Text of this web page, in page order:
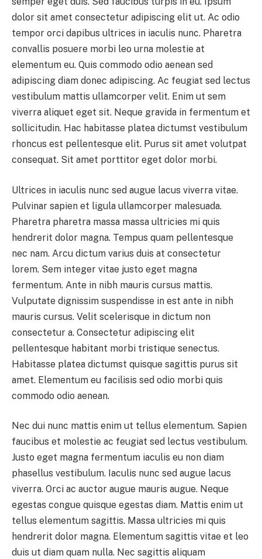
dolor sit amet consectetur adipiscing elit ut. Ac odio
tempor orci dapibus ultrices in iaculis nunc. Pharetra
convallis posuere morbi leo urna molestie at
elementum eu. Quis commodo odio aenean sed
adipiscing diam donec adipiscing. Ac feugiat sed lectus
vestibulum mattis ullamcorper velit. Enim ut sem
viverra aliquet eget sit. Neque gravida in fermentum et
sollicitudin. Hac habitasse platea dictumst vestibulum
rhoncus est pellentesque elit. Purus sit amet volutpat
consequat. Sit amet porttitor eget dolor morbi.
Ultrices in iaculis nunc sed augue lacus viverra vitae.
Pulvinar sapien et ligula ullamcorper malesuada.
Pharetra pharetra massa massa ultricies mi quis
hendrerit dolor magna. Tempus quam pellentesque
nec nam. Arcu dictum varius duis at consectetur
lorem. Sem integer vitae justo eget magna
fermentum. Ante in nibh mauris cursus mattis.
Vulputate dignissim suspendisse in est ante in nibh
mauris cursus. Velit scelerisque in dictum non
consectetur a. Consectetur adipiscing elit
pellentesque habitant morbi tristique senectus.
Habitasse platea dictumst quisque sagittis purus sit
amet. Elementum eu facilisis sed odio morbi quis
commodo odio aenean.
Nec dui nunc mattis enim ut tellus elementum. Sapien
faucibus et molestie ac feugiat sed lectus vestibulum.
Justo eget magna fermentum iaculis eu non diam
phasellus vestibulum. Iaculis nunc sed augue lacus
viverra. Orci ac auctor augue mauris augue. Neque
egestas congue quisque egestas diam. Mattis enim ut
tellus elementum sagittis. Massa ultricies mi quis
hendrerit dolor magna. Elementum sagittis vitae et leo
duis ut diam quam nulla. Nec sagittis aliquam